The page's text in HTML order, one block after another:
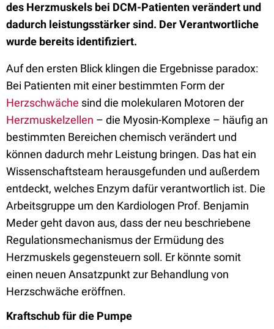
des Herzmuskels bei DCM-Patienten verändert und
dadurch leistungsstärker sind. Der Verantwortliche
wurde bereits identifiziert.
Auf den ersten Blick klingen die Ergebnisse paradox:
Bei Patienten mit einer bestimmten Form der
Herzschwäche sind die molekularen Motoren der
Herzmuskelzellen – die Myosin-Komplexe – häufig an
bestimmten Bereichen chemisch verändert und
können dadurch mehr Leistung bringen. Das hat ein
Wissenschaftsteam herausgefunden und außerdem
entdeckt, welches Enzym dafür verantwortlich ist. Die
Arbeitsgruppe um den Kardiologen Prof. Benjamin
Meder geht davon aus, dass der neu beschriebene
Regulationsmechanismus der Ermüdung des
Herzmuskels gegensteuern soll. Er könnte somit
einen neuen Ansatzpunkt zur Behandlung von
Herzschwäche eröffnen.
Kraftschub für die Pumpe